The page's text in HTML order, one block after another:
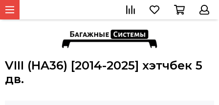
VIII (HA36) [2014-2025] хэтчбек 5
дв.